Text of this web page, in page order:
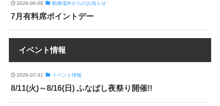
2026-06-06 船橋場外からのお知らせ
7月有料席ポイントデー
イベント情報
2026-07-31 イベント情報
8/11(火)～8/16(日) ふなばし夜祭り開催!!